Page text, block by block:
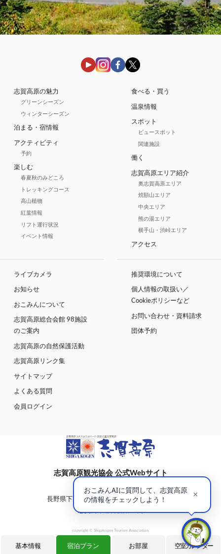
基本情報 宿泊プラン お部屋 空室カレンダー
志賀高原の魅力
グリーンシーズン
ウィンターシーズン
泊まる・宿情報
アクティビティ
予約
楽しむ
春夏秋のみどころ
トレッキングコース
高山植物
紅葉情報
リフト運行状況
イベント情報
食べる・買う
温泉情報
スポット
ビュースポット
関連施設
働く
志賀高原エリア紹介
奥志賀高原エリア
焼額山エリア
中央エリア
熊の湯エリア
横手山・渋峠エリア
アクセス
ライブカメラ
お知らせ
おこみんについて
志賀高原総合会館 98施設
のご案内
志賀高原の自然保護活動
志賀高原リンク集
サイトマップ
よくある質問
会員ログイン
推奨環境について
個人情報の取扱い／
Cookieポリシーなど
お問い合わせ・資料請求
団体予約
志賀高原観光協会 公式Webサイト
〒381-0401
長野県下高井郡山ノ内町大字平穏7148(蓮池)
志賀高原総合会館98内
copyright © Shigakogen Tourism Association.